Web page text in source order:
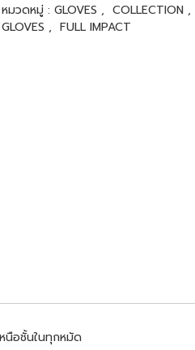
หมวดหมู่ : GLOVES , COLLECTION ,
GLOVES , FULL IMPACT
นือชั้นในทุกหมัด